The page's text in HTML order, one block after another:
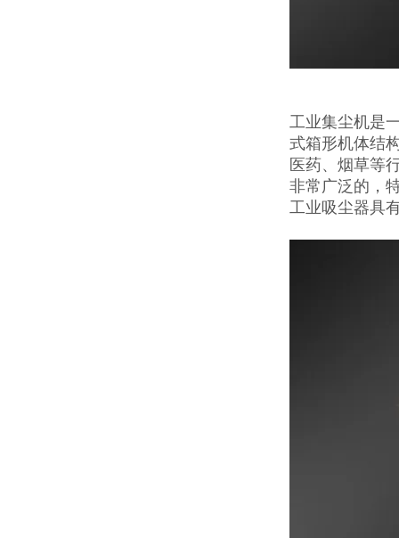
工业集尘机是
式箱形机体结
医药、烟草等
非常广泛的，
工业吸尘器具